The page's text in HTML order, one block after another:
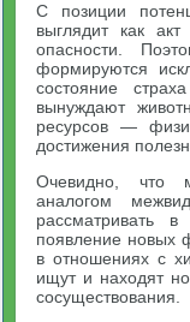
С позиции
выглядит как
опасности.
формируются
состояние
вынуждают
ресурсов —
достижения
Очевидно, что
аналогом
рассматривать в
появление новых
в отношениях с
ищут и находят
сосуществования.